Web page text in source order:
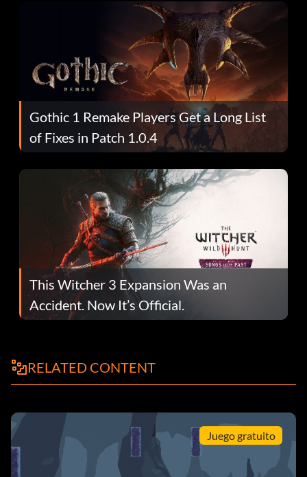
Gothic 1 Remake Players Get a Long List
of Fixes in Patch 1.0.4
This Witcher 3 Expansion Was an
Accident. Now It’s Official.
RELATED CONTENT
Juego gratuito